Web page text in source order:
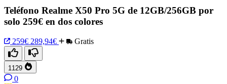
Teléfono Realme X50 Pro 5G de 12GB/256GB por
solo 259€ en dos colores
259€ 289,94€ Gratis
1129
0